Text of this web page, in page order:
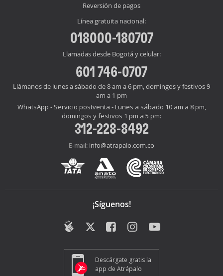
Reversión de pagos
Línea gratuita nacional:
018000-180707
Llamadas desde Bogotá y celular:
601 746-0707
Llámanos de lunes a sábado de 8 am a 6 pm, domingos y festivos 9
am a 1 pm
WhatsApp - Servicio postventa - Lunes a sábado 10 am a 8 pm,
domingos y festivos 1 pm a 5 pm:
312-228-8492
E-mail: info@atrapalo.com.co
¡Síguenos!
Descárgate gratis la
app de Atrápalo